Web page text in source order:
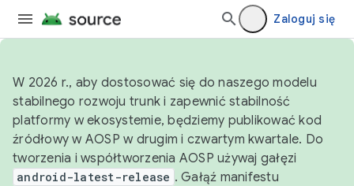
Zaloguj się
W 2026 r., aby dostosować się do naszego modelu
stabilnego rozwoju trunk i zapewnić stabilność
platformy w ekosystemie, będziemy publikować kod
źródłowy w AOSP w drugim i czwartym kwartale. Do
tworzenia i współtworzenia AOSP używaj gałęzi
android-latest-release . Gałąź manifestu